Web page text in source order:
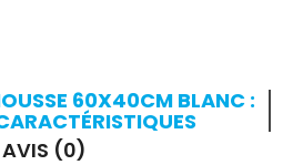
60X40CM BLANC :
AVIS (0)